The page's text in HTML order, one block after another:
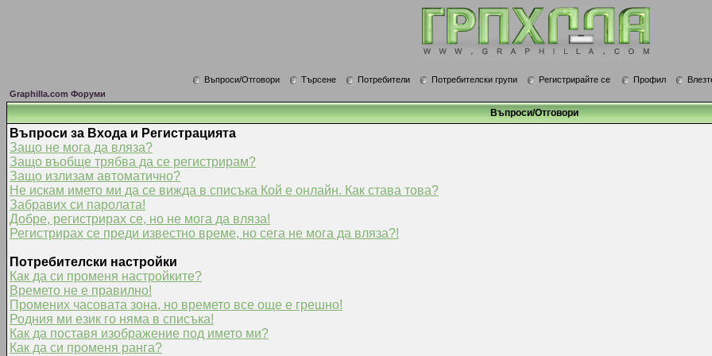
Въпроси/Отговори Търсене Потребители Потребителски групи Регистрирайте се Профил
Graphilla.com Форуми
Въпроси/Отговори
Въпроси за Входа и Регистрацията
Защо не мога да вляза?
Защо въобще трябва да се регистрирам?
Защо излизам автоматично?
Не искам името ми да се вижда в списъка Кой е онлайн. Как става това?
Забравих си паролата!
Добре, регистрирах се, но не мога да вляза!
Регистрирах се преди известно време, но сега не мога да вляза?!
Потребителски настройки
Как да си променя настройките?
Времето не е правилно!
Промених часовата зона, но времето все още е грешно!
Родния ми език го няма в списъка!
Как да поставя изображение под името ми?
Как да си променя ранга?